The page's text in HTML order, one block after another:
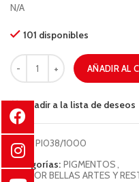
N/A
101 disponibles
AÑADIR AL
Añadir a la lista de deseos
COD: PI038/1000
Categorías: PIGMENTOS,
SECTOR BELLAS ARTES Y